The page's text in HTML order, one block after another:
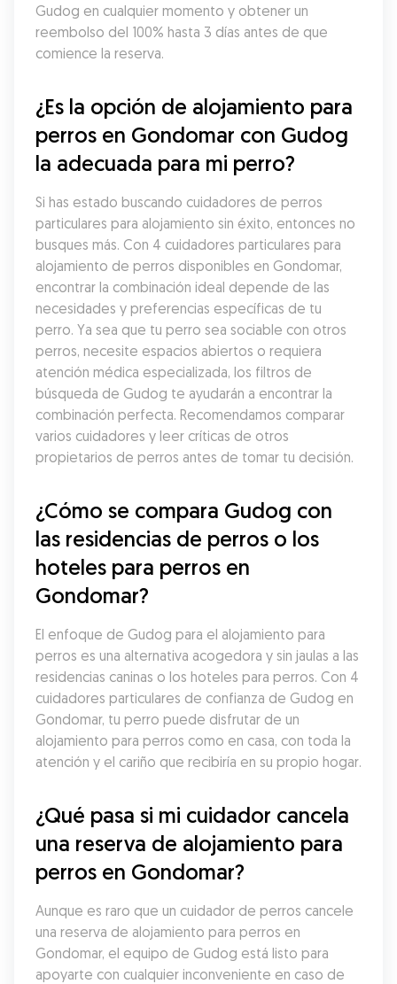
Gudog en cualquier momento y obtener un
reembolso del 100% hasta 3 días antes de que
comience la reserva.
¿Es la opción de alojamiento para
perros en Gondomar con Gudog
la adecuada para mi perro?
Si has estado buscando cuidadores de perros
particulares para alojamiento sin éxito, entonces no
busques más. Con 4 cuidadores particulares para
alojamiento de perros disponibles en Gondomar,
encontrar la combinación ideal depende de las
necesidades y preferencias específicas de tu
perro. Ya sea que tu perro sea sociable con otros
perros, necesite espacios abiertos o requiera
atención médica especializada, los filtros de
búsqueda de Gudog te ayudarán a encontrar la
combinación perfecta. Recomendamos comparar
varios cuidadores y leer críticas de otros
propietarios de perros antes de tomar tu decisión.
¿Cómo se compara Gudog con
las residencias de perros o los
hoteles para perros en
Gondomar?
El enfoque de Gudog para el alojamiento para
perros es una alternativa acogedora y sin jaulas a las
residencias caninas o los hoteles para perros. Con 4
cuidadores particulares de confianza de Gudog en
Gondomar, tu perro puede disfrutar de un
alojamiento para perros como en casa, con toda la
atención y el cariño que recibiría en su propio hogar.
¿Qué pasa si mi cuidador cancela
una reserva de alojamiento para
perros en Gondomar?
Aunque es raro que un cuidador de perros cancele
una reserva de alojamiento para perros en
Gondomar, el equipo de Gudog está listo para
apoyarte con cualquier inconveniente en caso de